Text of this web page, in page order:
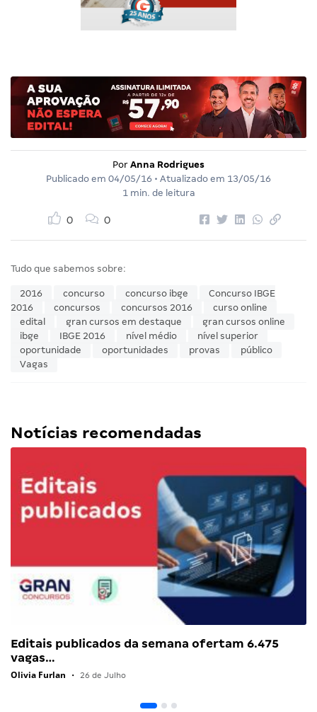
Por Anna Rodrigues
Publicado em 04/05/16 • Atualizado em 13/05/16
1 min. de leitura
0 0
Tudo que sabemos sobre:
2016 concurso concurso ibge
Concurso IBGE
2016
concursos concursos 2016
curso online
edital
gran cursos em destaque
gran cursos online
ibge
IBGE 2016 nível médio
nível superior
oportunidade
oportunidades provas
público
Vagas
Notícias recomendadas
Editais publicados da semana ofertam 6.475
vagas…
Olivia Furlan • 26 de Julho